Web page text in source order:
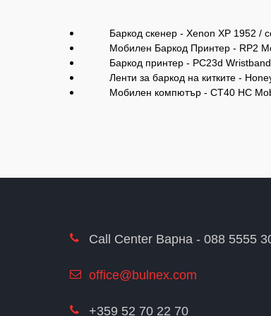
Баркод скенер - Xenon XP 1952 /
Мобилен Баркод Принтер - RP2
Баркод принтер - PC23d
Ленти за баркод на китките -
Мобилен компютър - CT40 HC
Call Center Варна - 088 5555
office@bulnex.com
+359 52 70 22 70